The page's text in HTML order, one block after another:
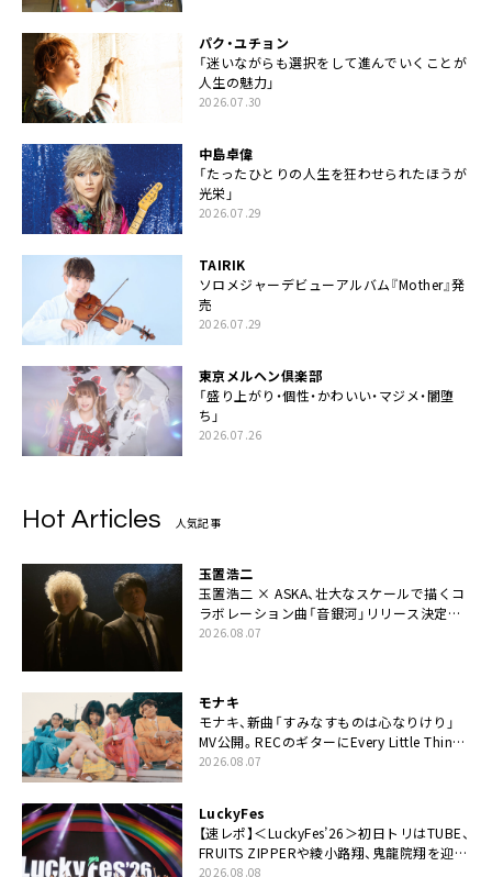
パク・ユチョン
「迷いながらも選択をして進んでいくことが
人生の魅力」
2026.07.30
中島卓偉
「たったひとりの人生を狂わせられたほうが
光栄」
2026.07.29
TAIRIK
ソロメジャーデビューアルバム『Mother』発
売
2026.07.29
東京メルヘン倶楽部
「盛り上がり・個性・かわいい・マジメ・闇堕
ち」
2026.07.26
Hot Articles 人気記事
玉置浩二
玉置浩二 × ASKA、壮大なスケールで描くコ
ラボレーション曲「音銀河」リリース決定。
カップリングには新曲「命の宿り」収録も
2026.08.07
モナキ
モナキ、新曲「すみなすものは心なりけり」
MV公開。RECのギターにEvery Little Thing・
伊藤一朗参加も
2026.08.07
LuckyFes
【速レポ】＜LuckyFes’26＞初日トリはTUBE、
FRUITS ZIPPERや綾小路翔、鬼龍院翔を迎え
た豪華コラボも「知ってたらぜひ一緒に歌っ
2026.08.08